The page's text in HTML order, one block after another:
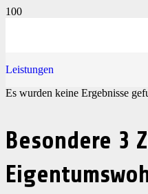
Leistungen
Es wurden keine Ergebnisse
Besondere 3